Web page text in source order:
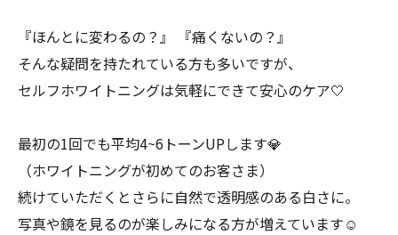
『ほんとに変わるの？』 『痛くないの？』
そんな疑問を持たれている方も多いですが、
セルフホワイトニングは気軽にできて安心のケア🤍
最初の1回でも平均4~6トーンUPします💎
（ホワイトニングが初めてのお客さま）
続けていただくとさらに自然で透明感のある白さに。
写真や鏡を見るのが楽しみになる方が増えています☺️